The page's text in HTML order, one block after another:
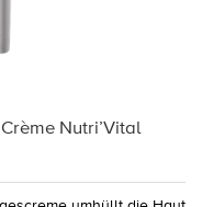
Nutri’Vital